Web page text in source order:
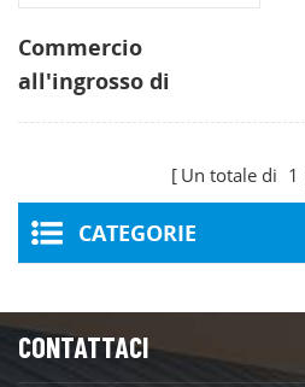
Commercio
all'ingrosso di
di pannelli solariUn totale di 1
CATEGORIE
CONTATTACI